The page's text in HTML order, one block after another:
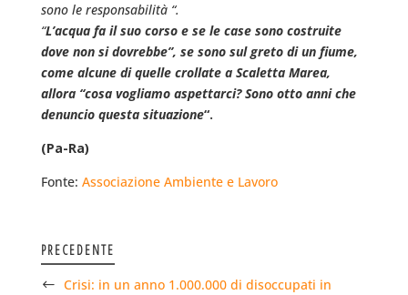
sono le responsabilità “.
“L’acqua fa il suo corso e se le case sono costruite
dove non si dovrebbe”, se sono sul greto di un fiume,
come alcune di quelle crollate a Scaletta Marea,
allora “cosa vogliamo aspettarci? Sono otto anni che
denuncio questa situazione“.
(Pa-Ra)
Fonte: Associazione Ambiente e Lavoro
PRECEDENTE
Crisi: in un anno 1.000.000 di disoccupati in